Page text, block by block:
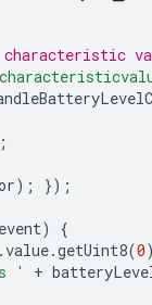
); });
event)
{
.value.getUint8(0
' +